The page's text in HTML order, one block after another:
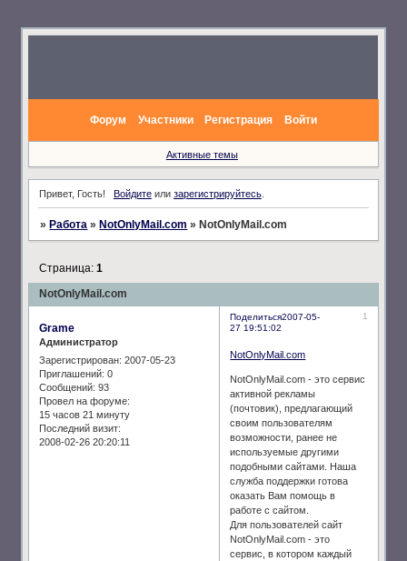
Форум Участники Регистрация Войти
Активные темы
Привет, Гость! Войдитеили зарегистрируйтесь.
» Работа » NotOnlyMail.com » NotOnlyMail.com
NotOnlyMail.com
Страница:1
Поделиться 1
2007-05-
27 19:51:02
Grame
Администратор
Зарегистрирован: 2007-05-23
Приглашений: 0
Сообщений: 93
Провел на форуме:
15 часов 21 минуту
Последний визит:
2008-02-26 20:20:11
NotOnlyMail.com
NotOnlyMail.com - это сервис
активной рекламы
(почтовик), предлагающий
своим пользователям
возможности, ранее не
используемые другими
подобными сайтами. Наша
служба поддержки готова
оказать Вам помощь в
работе с сайтом.
Для пользователей сайт
NotOnlyMail.com - это
сервис, в котором каждый